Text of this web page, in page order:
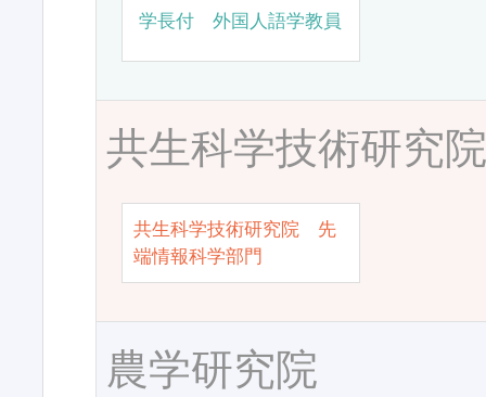
学長付 外国人語学教員
共生科学技術研究
共生科学技術研究院 先
端情報科学部門
農学研究院